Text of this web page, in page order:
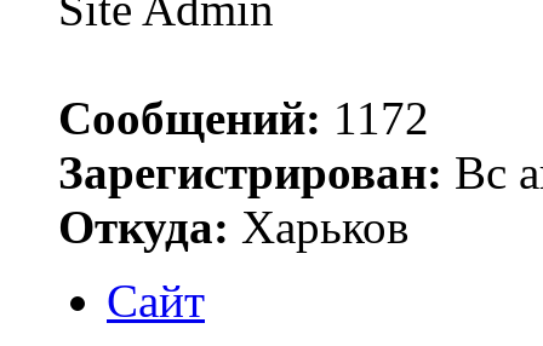
Сообщений: 1172
Зарегистрирован: Вс
Откуда: Харьков
Сайт